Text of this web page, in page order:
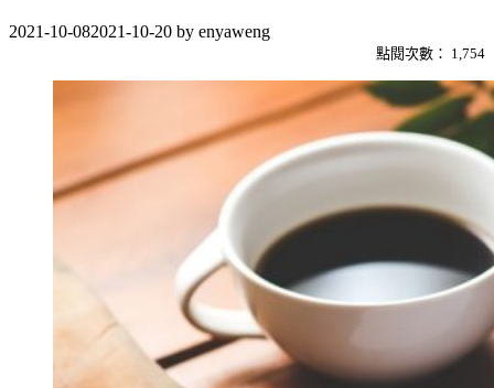
2021-10-082021-10-20 by enyaweng
點閱次數： 1,754